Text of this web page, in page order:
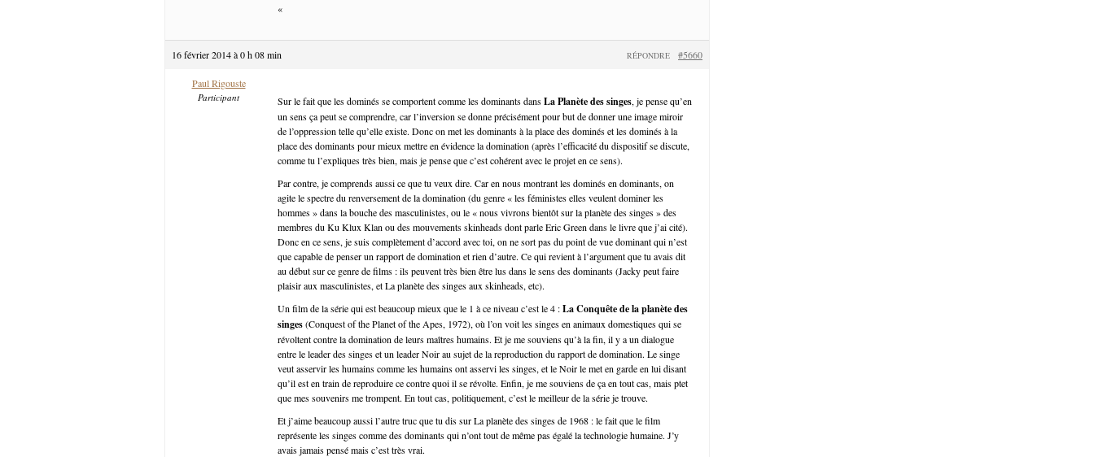
«
16 février 2014 à 0 h 08 min #5660
RÉPONDRE
Paul Rigouste
Participant Sur le fait que les dominés se comportent comme les dominants dansLa Planète des singes, je pense qu’en
un sens ça peut se comprendre, car l’inversion se donne précisément pour but de donner une image miroir
de l’oppression telle qu’elle existe. Donc on met les dominants à la place des dominés et les dominés à la
place des dominants pour mieux mettre en évidence la domination (après l’efficacité du dispositif se discute,
comme tu l’expliques très bien, mais je pense que c’est cohérent avec le projet en ce sens).
Par contre, je comprends aussi ce que tu veux dire. Car en nous montrant les dominés en dominants, on
agite le spectre du renversement de la domination (du genre « les féministes elles veulent dominer les
hommes » dans la bouche des masculinistes, ou le « nous vivrons bientôt sur la planète des singes » des
membres du Ku Klux Klan ou des mouvements skinheads dont parle Eric Green dans le livre que j’ai cité).
Donc en ce sens, je suis complètement d’accord avec toi, on ne sort pas du point de vue dominant qui n’est
que capable de penser un rapport de domination et rien d’autre. Ce qui revient à l’argument que tu avais dit
au début sur ce genre de films : ils peuvent très bien être lus dans le sens des dominants (Jacky peut faire
plaisir aux masculinistes, et La planète des singes aux skinheads, etc).
Un film de la série qui est beaucoup mieux que le 1 à ce niveau c’est le 4 :La Conquête de la planète des
singes(Conquest of the Planet of the Apes, 1972), où l’on voit les singes en animaux domestiques qui se
révoltent contre la domination de leurs maîtres humains. Et je me souviens qu’à la fin, il y a un dialogue
entre le leader des singes et un leader Noir au sujet de la reproduction du rapport de domination. Le singe
veut asservir les humains comme les humains ont asservi les singes, et le Noir le met en garde en lui disant
qu’il est en train de reproduire ce contre quoi il se révolte. Enfin, je me souviens de ça en tout cas, mais ptet
que mes souvenirs me trompent. En tout cas, politiquement, c’est le meilleur de la série je trouve.
Et j’aime beaucoup aussi l’autre truc que tu dis sur La planète des singes de 1968 : le fait que le film
représente les singes comme des dominants qui n’ont tout de même pas égalé la technologie humaine. J’y
avais jamais pensé mais c’est très vrai.